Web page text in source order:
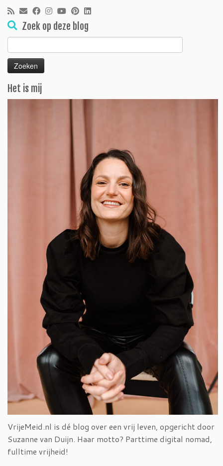
Zoek op deze blog
Zoeken
naar:
Het is mij
VrijeMeid.nl is dé blog over een vrij leven, opgericht door
Suzanne van Duijn. Haar motto? Parttime digital nomad,
fulltime vrijheid!